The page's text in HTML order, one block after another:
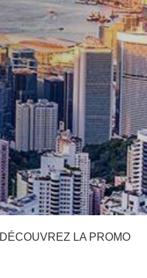
DÉCOUVREZ LA PROMO